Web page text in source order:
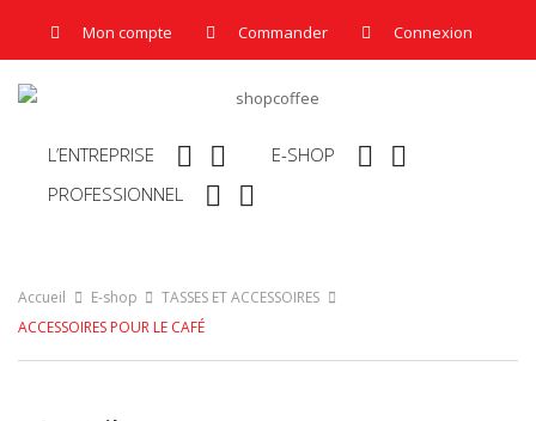
Mon compte Commander Connexion
 
L’ENTREPRISE  
E-SHOP
 
PROFESSIONNEL
Accueil E-shop
TASSES ET ACCESSOIRES
ACCESSOIRES POUR LE CAFÉ